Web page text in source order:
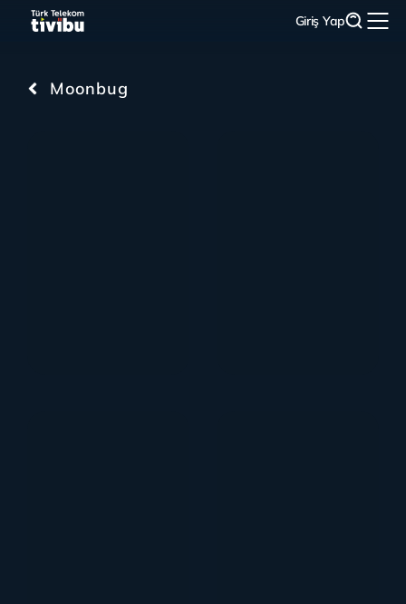
Giriş Yap
Moonbug